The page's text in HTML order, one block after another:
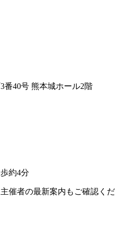
番40号 熊本城ホール2階
約4分
催者の最新案内もご確認く